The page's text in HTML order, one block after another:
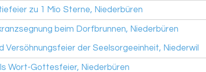
zu 1 Mio Sterne, Niederbüren
beim Dorfbrunnen, Niederbüren
Versöhnungsfeier der Seelsorgeeinheit, Niederwil
Wort-Gottesfeier, Niederbüren